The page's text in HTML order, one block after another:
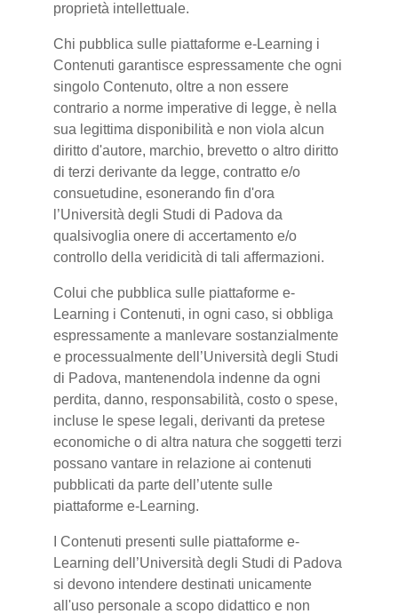
proprietà intellettuale.
Chi pubblica sulle piattaforme e-Learning i
Contenuti garantisce espressamente che ogni
singolo Contenuto, oltre a non essere
contrario a norme imperative di legge, è nella
sua legittima disponibilità e non viola alcun
diritto d'autore, marchio, brevetto o altro diritto
di terzi derivante da legge, contratto e/o
consuetudine, esonerando fin d'ora
l’Università degli Studi di Padova da
qualsivoglia onere di accertamento e/o
controllo della veridicità di tali affermazioni.
Colui che pubblica sulle piattaforme e-
Learning i Contenuti, in ogni caso, si obbliga
espressamente a manlevare sostanzialmente
e processualmente dell’Università degli Studi
di Padova, mantenendola indenne da ogni
perdita, danno, responsabilità, costo o spese,
incluse le spese legali, derivanti da pretese
economiche o di altra natura che soggetti terzi
possano vantare in relazione ai contenuti
pubblicati da parte dell’utente sulle
piattaforme e-Learning.
I Contenuti presenti sulle piattaforme e-
Learning dell’Università degli Studi di Padova
si devono intendere destinati unicamente
all'uso personale a scopo didattico e non